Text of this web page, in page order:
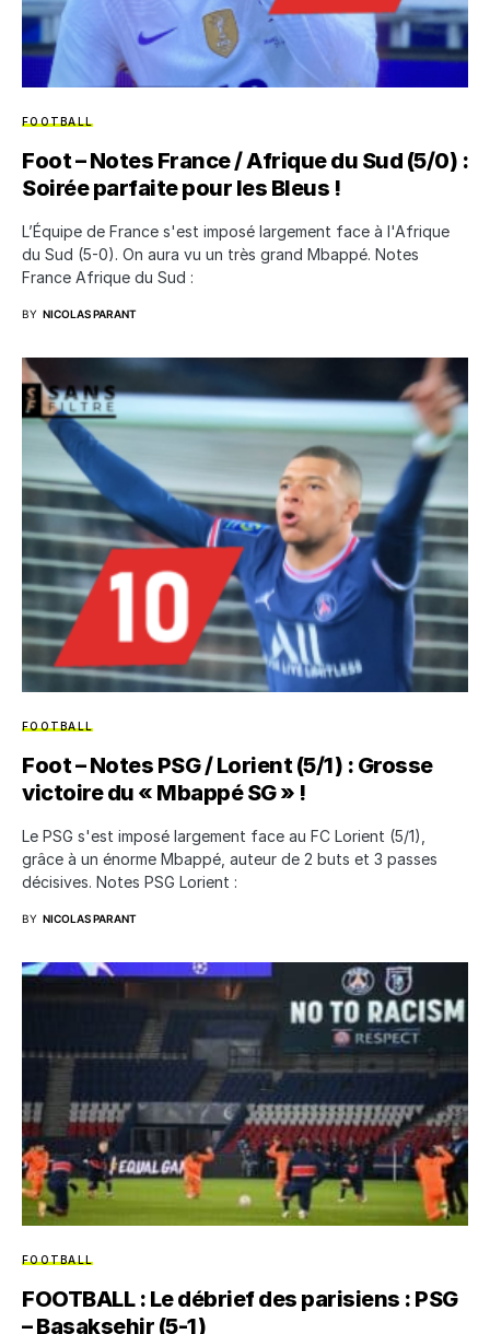
FOOTBALL
Foot – Notes France / Afrique du Sud (5/0) :
Soirée parfaite pour les Bleus !
L’Équipe de France s'est imposé largement face à l'Afrique
du Sud (5-0). On aura vu un très grand Mbappé. Notes
France Afrique du Sud :
BY NICOLAS PARANT
FOOTBALL
Foot – Notes PSG / Lorient (5/1) : Grosse
victoire du « Mbappé SG » !
Le PSG s'est imposé largement face au FC Lorient (5/1),
grâce à un énorme Mbappé, auteur de 2 buts et 3 passes
décisives. Notes PSG Lorient :
BY NICOLAS PARANT
FOOTBALL
FOOTBALL : Le débrief des parisiens : PSG
– Basaksehir (5-1)